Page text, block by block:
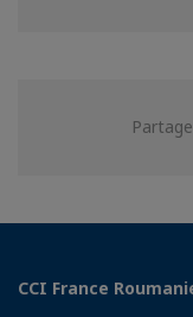
CCI France